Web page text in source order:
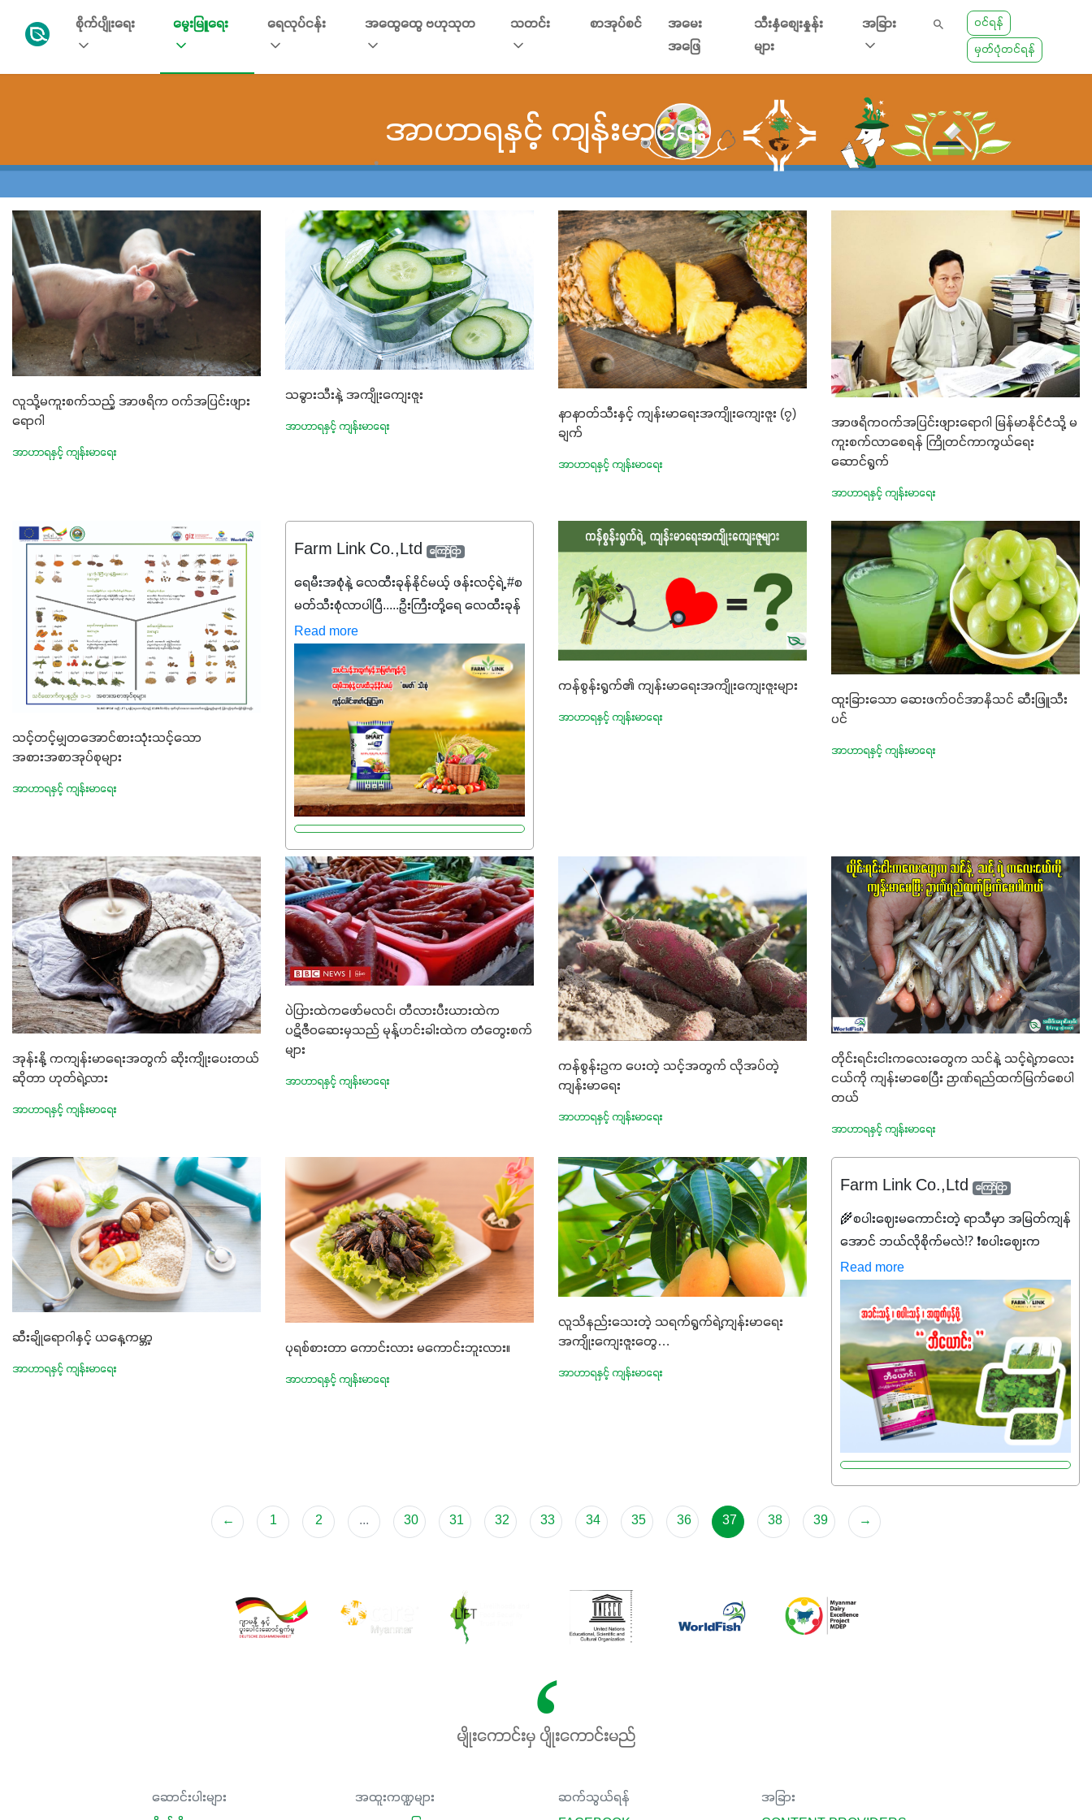
စိုက်ပျိုးရေး မွေးမြူရေး ရေလုပ်ငန်း အထွေထွေ ဗဟုသုတ သတင်း စာအုပ်စင်
အမေး
အဖြေ
သီးနှံစျေးနှုန်း
များ
အခြား
ဝင်ရန်
မှတ်ပုံတင်ရန်
အာဟာရနှင့် ကျန်းမာရေး
လူသို့မကူးစက်သည့် အာဖရိက ဝက်အပြင်းဖျား
ရောဂါ
အာဟာရနှင့် ကျန်းမာရေး
သခွားသီးနဲ့ အကျိုးကျေးဇူး
အာဟာရနှင့် ကျန်းမာရေး
နာနာတ်သီးနှင့် ကျန်းမာရေးအကျိုးကျေးဇူး (၇)
ချက်
အာဟာရနှင့် ကျန်းမာရေး
အာဖရိကဝက်အပြင်းဖျားရောဂါ မြန်မာနိုင်ငံသို့ မ
ကူးစက်လာစေရန် ကြိုတင်ကာကွယ်ရေး
ဆောင်ရွက်
အာဟာရနှင့် ကျန်းမာရေး
သင့်တင့်မျှတအောင်စားသုံးသင့်သော
အစားအစာအုပ်စုများ
အာဟာရနှင့် ကျန်းမာရေး
Farm Link Co.,Ltd ကြော်ငြာ
ရေမီးအစုံနဲ့ လေထီးခုန်နိုင်မယ့် ဖန်းလင့်ရဲ့ #စ
မတ်သီးစုံလာပါပြီ.....ဦးကြီးတို့ရေ ‌လေထီးခုန်
ချင်ပေမယ့် စမတ်သီးစုံကို မသိသေးရင်တော့
ဒီစာလေးကို ဆက်ဖတ်‌ပေးပါ #စမတ်သီးစုံဆို
တာ အပင်တိုင်းအတွက် အဓိက
အာဟာရNPK (19:7:8)နဲ့ #ဟူးမစ်အက်စစ်
တို့ အချိုးကျ ပေါင်းစပ်ထားတဲ့ ကွန်ပေါင်း
ဓာတ်မြေဩဇာဖြစ်ပါတယ်။ အဓိက
အကျိုးကျေးဇူးတွေအနေနဲ့ကတော့ နိုက်ထရို
ဂျင် 19%ပါဝင်တဲ့အတွက် ကလိုရိုဖီးလ်ဖွဲ့စည်း
မှုကို အားပေးကာ သီးနှံပင်များ၏အရွက်များ
စိမ်းလန်းသန်စွမ်းပြီး အစာချက်လုပ်မှု
အားကောင်းစေပါတယ်။ အပင်၏ပင်ပိုင်းကြီး
ထွားမှုကို တိုးမြင့်စေကာ အပင်သန်၍ အကြီး
မြန်စေပါတယ်။ သင့်တော်တဲ့ Phosphorus
7%ပါဝင်မှုကြောင့် အပင်ရဲ့ အမြစ်ဖွဲ့စည်း
တည်ဆောက်မှုကို ပို၍သန်မာလာအောင်
အားပေးပါတယ်။ ဒါ့အပြင် ပန်းပွင့်ခြင်း၊
များကိုလည်း အားပေးပါတယ်။ လုံလောက်တဲ့
Potassium 8%က အပင်ရဲ့ ရောဂါဒဏ်၊
ရာသီဥတုဒဏ်ခံနိုင်ရည်ရှိမှုကို မြင့်တက်စေပြီး
အသီးအရည်အသွေး၊ အရွယ်အစားနဲ့
စုပ်ယူမှုကောင်းမွန်လာခြင်း၊မြေဆီလွှာ
ဖွဲ့စည်းပုံနှင့်ရေထိန်းနိုင်စွမ်းအားကောင်းလာ
ခြင်းအပါအဝင် အကျိုးကျေးဇူးများစွာကိုရရှိ
စေမှာဖြစ်ပါတယ်။ စပါးအပါအဝင် နှံစားသီးနှံ
များ၊ပဲအမျိုးမျိုး၊ဟင်းသီးဟင်းရွက်နဲ့ ဥယျာဉ်
ခြံသီးနှံအားလုံးမှာ အသုံးပြုနိုင်တယ်ဆိုတော့
တစ်မျိုးတည်းနဲ့ အားလုံးပါဖက်(perfect)မယ့်
လို့ အတွေးမများဘဲ သီးနှံတိုင်းကြီးထွား
အောင် ဖန်းလင့်ရဲ့ #စမတ်သီးစုံကို သုံးကြပါ
Read more
ကန်စွန်းရွက်၏ ကျန်းမာရေးအကျိုးကျေးဇူးများ
အာဟာရနှင့် ကျန်းမာရေး
ထူးခြားသော ဆေးဖက်ဝင်အာနိသင် ဆီးဖြူသီး
ပင်
အာဟာရနှင့် ကျန်းမာရေး
အုန်းနို့ ကကျန်းမာရေးအတွက် ဆိုးကျိုးပေးတယ်
ဆိုတာ ဟုတ်ရဲ့လား
အာဟာရနှင့် ကျန်းမာရေး
ပဲပြားထဲကဖော်မလင်၊ တီလားပီးယားထဲက
ပဋိဇီဝဆေးမှသည် မုန့်ဟင်းခါးထဲက တံတွေးစက်
များ
အာဟာရနှင့် ကျန်းမာရေး
ကန်စွန်းဥက ပေးတဲ့ သင့်အတွက် လိုအပ်တဲ့
ကျန်းမာရေး
အာဟာရနှင့် ကျန်းမာရေး
တိုင်းရင်းငါးကလေးတွေက သင်နဲ့ သင့်ရဲ့ကလေး
ငယ်ကို ကျန်းမာစေပြီး ဉာဏ်ရည်ထက်မြက်စေပါ
တယ်
အာဟာရနှင့် ကျန်းမာရေး
ဆီးချိုရောဂါနှင့် ယနေ့ကမ္ဘာ့
အာဟာရနှင့် ကျန်းမာရေး
ပုရစ်စားတာ ကောင်းလား မကောင်းဘူးလား။
အာဟာရနှင့် ကျန်းမာရေး
လူသိနည်းသေးတဲ့ သရက်ရွက်ရဲ့ကျန်းမာရေး
အကျိုးကျေးဇူးတွေ…
အာဟာရနှင့် ကျန်းမာရေး
Farm Link Co.,Ltd ကြော်ငြာ
🌾စပါးဈေးမကောင်းတဲ့ ရာသီမှာ အမြတ်ကျန်
အောင် ဘယ်လိုစိုက်မလဲ⁉️ ❗စပါးဈေးက
လည်းမသေချာ၊ သွင်းအားစုစရိတ်တွေက
လည်း တက်နေတဲ့ဒီလိုအချိန်မှာ သွင်းအားစု
ဖိုးကို လျှော့ချပြီး အထွက်နှုန်းကို ထိန်းထား
နိုင်မှ ဦးကြီးတို့ အဆင်ပြေမှာနော် ✔️ဒါ
ကြောင့် ကိုယ်သုံးသမျှ ကိုယ့်အတွက်အကျိုးရ
စေမယ့် အရည်အသွေးစိတ်ချရတဲ့ သွင်းအား
စုပစ္စည်းတွေကိုပဲ ရွေးချယ်သုံးသင့်ပါတယ်။
Read more
← 1 2 ... 30 31 32 33 34 35 36 37 38 39 →
မျိုးကောင်းမှ ပျိုးကောင်းမည်
ဆောင်းပါးများ
အထူးကဏ္ဍများ
ဆက်သွယ်ရန်
အခြား